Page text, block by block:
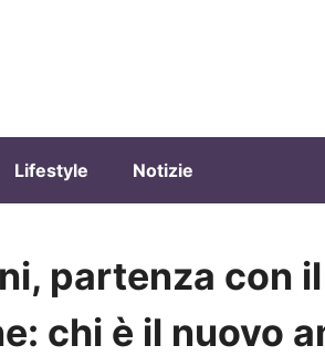
Lifestyle Notizie
partenza con
chi è il nuovo